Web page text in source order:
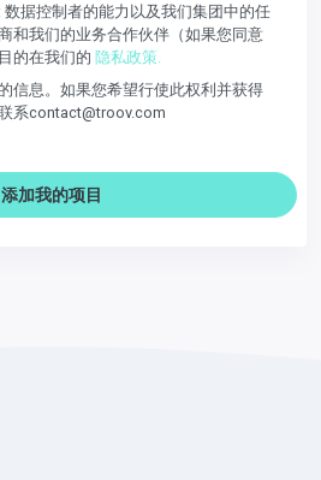
据控制者的能力以及我们集团中的任
和我们的业务合作伙伴（如果您同意
的在我们的 隐私政策.
信息。如果您希望行使此权利并获得
系contact@troov.com
添加我的项目